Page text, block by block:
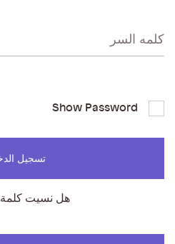
ملابس
إصدار
كلمه السر
Show Password
تسجيل
هل نسيت كلمة